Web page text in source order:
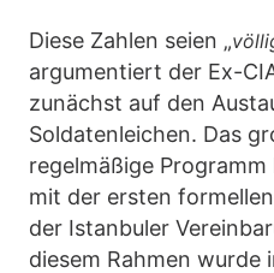
Diese Zahlen seien „
argumentiert der Ex-
zunächst auf den
Soldatenleichen. Das
regelmäßige Programm
mit der ersten
der Istanbuler
diesem Rahmen wurde